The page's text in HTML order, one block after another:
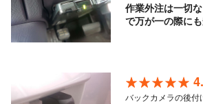
作業外注は一切
で万が一の際に
バックカメラの後付